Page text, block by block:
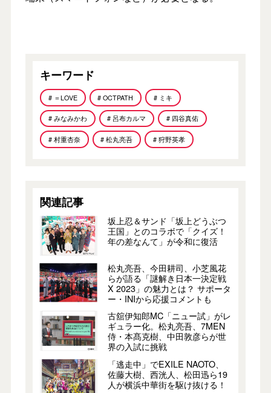
キーワード
# ＝LOVE # OCTPATH # ミキ
# みなみかわ # 呂布カルマ # 四谷真佑
# 村重杏奈 # 松丸亮吾 # 狩野英孝
関連記事
坂上忍＆サンド「坂上どうぶつ
王国」とのコラボで「クイズ！
年の差なんて」が令和に復活
松丸亮吾、今田耕司、小芝風花
らが語る「謎解き日本一決定戦
X 2023」の魅力とは？ サポータ
ー・INIから応援コメントも
古舘伊知郎MC「ニュー試」がレ
ギュラー化。松丸亮吾、7MEN
侍・本髙克樹、中田敦彦らが世
界の入試に挑戦
「逃走中」でEXILE NAOTO、
佐藤大樹、西洸人、松田迅ら19
人が横浜中華街を駆け抜ける！